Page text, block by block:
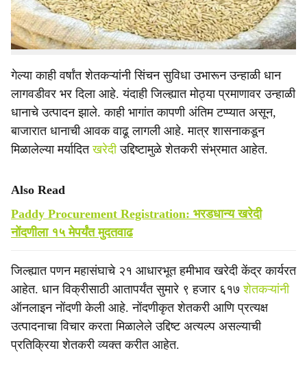
निश्चित करण्यात आल्याने शेतकऱ्यांसमोर धान विक्रीचा प्रश्न
निर्माण झाला आहे.
गेल्या काही वर्षांत शेतकऱ्यांनी सिंचन सुविधा उभारून उन्हाळी धान
लागवडीवर भर दिला आहे. यंदाही जिल्ह्यात मोठ्या प्रमाणावर उन्हाळी
धानाचे उत्पादन झाले. काही भागांत कापणी अंतिम टप्प्यात असून,
बाजारात धानाची आवक वाढू लागली आहे. मात्र शासनाकडून
मिळालेल्या मर्यादितखरेदीउद्दिष्टामुळे शेतकरी संभ्रमात आहेत.
Also Read
Paddy Procurement Registration: भरडधान्य खरेदी
नोंदणीला १५ मेपर्यंत मुदतवाढ
जिल्ह्यात पणन महासंघाचे २१ आधारभूत हमीभाव खरेदी केंद्र कार्यरत
आहेत. धान विक्रीसाठी आतापर्यंत सुमारे ९ हजार ६१७शेतकऱ्यांनी
ऑनलाइन नोंदणी केली आहे. नोंदणीकृत शेतकरी आणि प्रत्यक्ष
उत्पादनाचा विचार करता मिळालेले उद्दिष्ट अत्यल्प असल्याची
प्रतिक्रिया शेतकरी व्यक्त करीत आहेत.